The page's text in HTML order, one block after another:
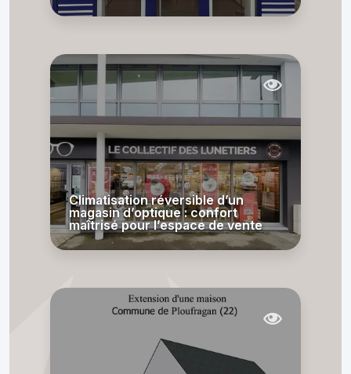
Climatisation réversible d’un
magasin d’optique : confort
maîtrisé pour l’espace de vente